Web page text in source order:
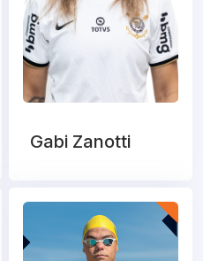
Gabi Zanotti